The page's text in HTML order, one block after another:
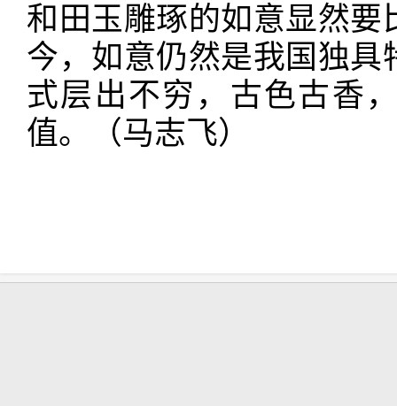
和田玉雕琢的如意显然
今，如意仍然是我国独
式层出不穷，古色古香
值。（马志飞）